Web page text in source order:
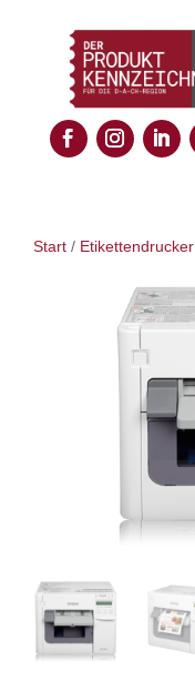
Start / Etikettendrucker